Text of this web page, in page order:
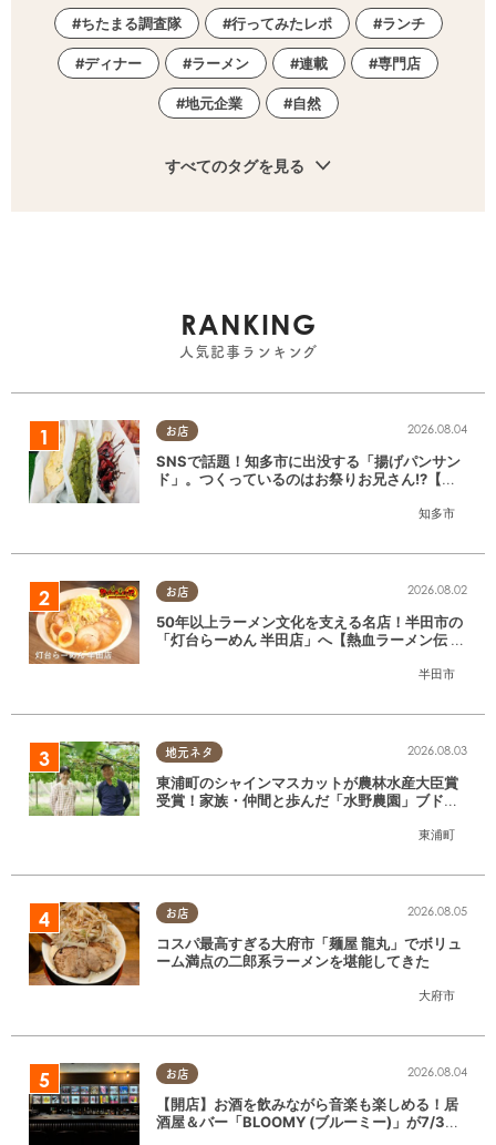
ちたまる調査隊 行ってみたレポ ランチ
ディナー ラーメン 連載 専門店
地元企業 自然
すべてのタグを見る
RANKING
人気記事ランキング
お店
知多市
2026.08.04
SNSで話題！知多市に出没する「揚げパンサン
ド」。つくっているのはお祭りお兄さん!?【ち
お店
半田市
2026.08.02
50年以上ラーメン文化を支える名店！半田市の
「灯台らーめん 半田店」へ【熱血ラーメン伝 8
地元ネタ
東浦町
2026.08.03
東浦町のシャインマスカットが農林水産大臣賞
受賞！家族・仲間と歩んだ「水野農園」ブドウ
お店
大府市
2026.08.05
コスパ最高すぎる大府市「麺屋 龍丸」でボリュ
ーム満点の二郎系ラーメンを堪能してきた
お店 2026.08.04
【開店】お酒を飲みながら音楽も楽しめる！居
酒屋＆バー「BLOOMY (ブルーミー)」が7/3